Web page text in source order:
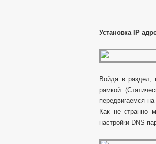
Установка IP
Войдя в раздел,
рамкой
передвигаемся
Как не странно
настройки DNS